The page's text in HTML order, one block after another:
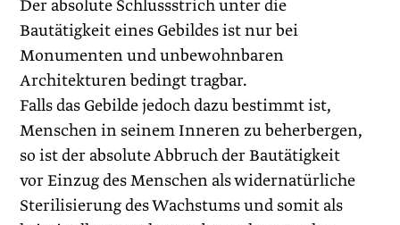
Der absolute Schlussstrich unter die
Bautätigkeit eines Gebildes ist nur bei
Monumenten und unbewohnbaren
Architekturen bedingt tragbar.
Falls das Gebilde jedoch dazu bestimmt ist,
Menschen in seinem Inneren zu beherbergen,
so ist der absolute Abbruch der Bautätigkeit
vor Einzug des Menschen als widernatürliche
Sterilisierung des Wachstums und somit als